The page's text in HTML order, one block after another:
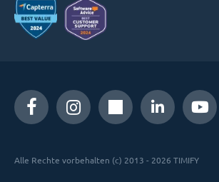
Alle Rechte vorbehalten (c) 2013 - 2026 TIMIFY